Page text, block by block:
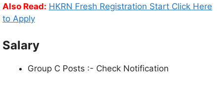
Also Read: HKRN Fresh Registration Start Click Here
to Apply
Salary
Group C Posts :- Check Notification